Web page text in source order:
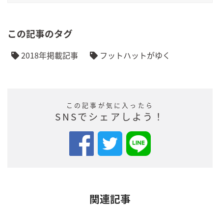
この記事のタグ
2018年掲載記事 フットハットがゆく
この記事が気に入ったら
SNSでシェアしよう！
関連記事